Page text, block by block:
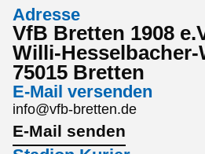
Adresse
VfB Bretten 1908
Willi-Hesselbacher-
75015 Bretten
E-Mail versenden
info@vfb-bretten.de
E-Mail senden